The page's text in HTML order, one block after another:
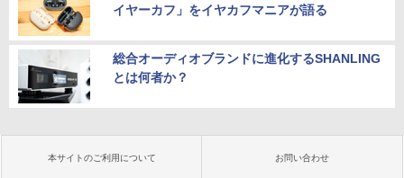
イヤーカフ」をイヤカフマニアが語る
総合オーディオブランドに進化するSHANLING
とは何者か？
本サイトのご利用について お問い合わせ